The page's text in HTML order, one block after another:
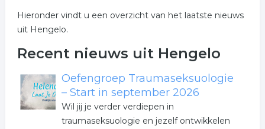
Hieronder vindt u een overzicht van het laatste nieuws
uit Hengelo.
Recent nieuws uit Hengelo
Oefengroep Traumaseksuologie
– Start in september 2026
Wil jij je verder verdiepen in
traumaseksuologie en jezelf ontwikkelen